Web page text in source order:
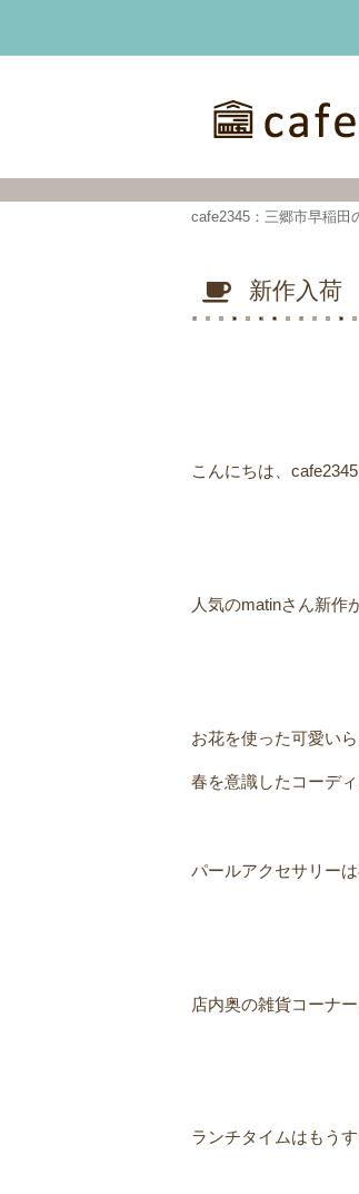
cafe2345：三郷市早稲田
新作入荷
こんにちは、cafe2345
人気のmatinさん新作
お花を使った可愛い
春を意識したコーディ
パールアクセサリーは
店内奥の雑貨コーナ
ランチタイムはもう